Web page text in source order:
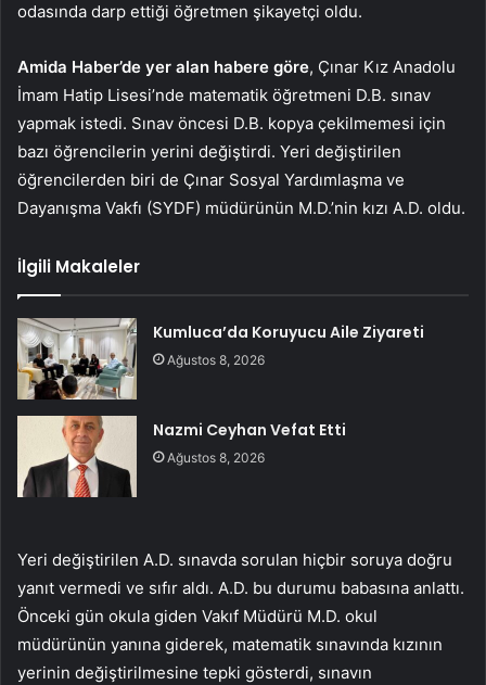
odasında darp ettiği öğretmen şikayetçi oldu.
Amida Haber’de yer alan habere göre, Çınar Kız Anadolu
İmam Hatip Lisesi’nde matematik öğretmeni D.B. sınav
yapmak istedi. Sınav öncesi D.B. kopya çekilmemesi için
bazı öğrencilerin yerini değiştirdi. Yeri değiştirilen
öğrencilerden biri de Çınar Sosyal Yardımlaşma ve
Dayanışma Vakfı (SYDF) müdürünün M.D.’nin kızı A.D. oldu.
İlgili Makaleler
Kumluca’da Koruyucu Aile Ziyareti
Ağustos 8, 2026
Nazmi Ceyhan Vefat Etti
Ağustos 8, 2026
Yeri değiştirilen A.D. sınavda sorulan hiçbir soruya doğru
yanıt vermedi ve sıfır aldı. A.D. bu durumu babasına anlattı.
Önceki gün okula giden Vakıf Müdürü M.D. okul
müdürünün yanına giderek, matematik sınavında kızının
yerinin değiştirilmesine tepki gösterdi, sınavın